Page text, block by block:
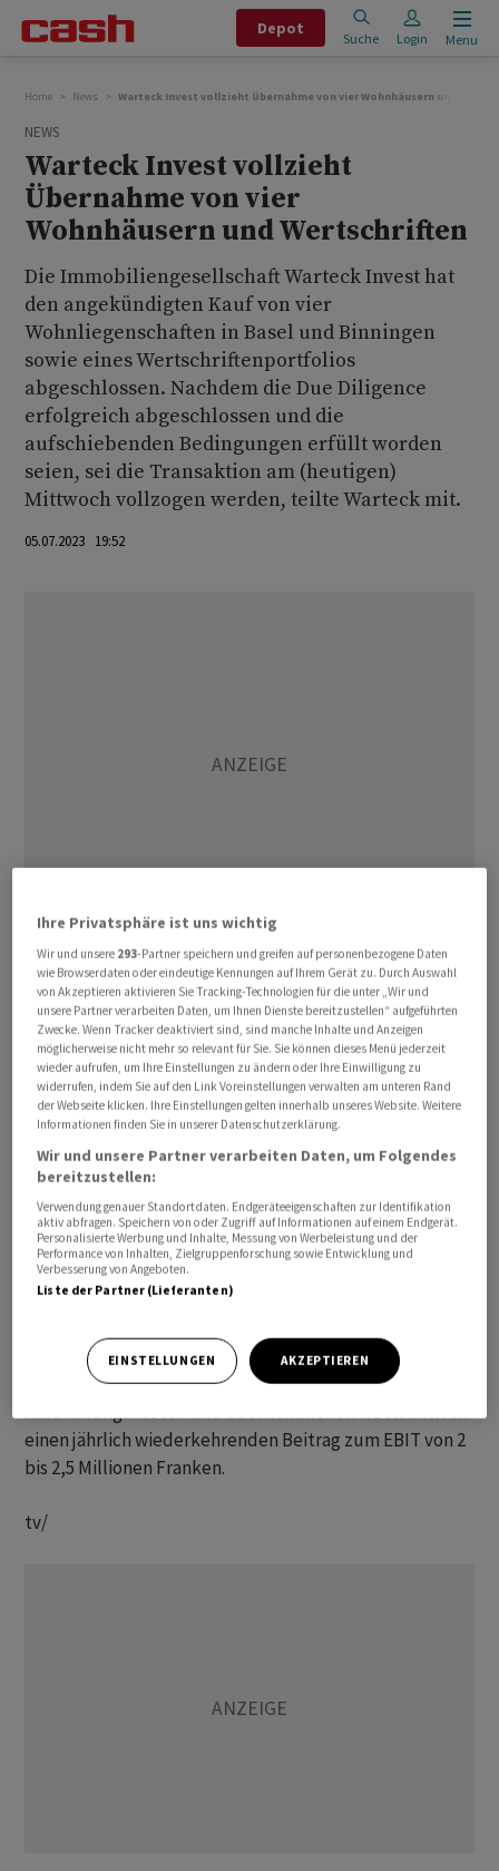
Depot
Suche Login Menu
Home News Warteck Invest vollzieht Übernahme von vier Wohnhäusern und
NEWS
Warteck Invest vollzieht
Übernahme von vier
Wohnhäusern und Wertschriften
Die Immobiliengesellschaft Warteck Invest hat
den angekündigten Kauf von vier
Wohnliegenschaften in Basel und Binningen
sowie eines Wertschriftenportfolios
abgeschlossen. Nachdem die Due Diligence
erfolgreich abgeschlossen und die
aufschiebenden Bedingungen erfüllt worden
seien, sei die Transaktion am (heutigen)
Mittwoch vollzogen werden, teilte Warteck mit.
05.07.2023 19:52
Wie die Gesellschaft bereits im März angekündigt hatte,
belief sich der Marktwert der Immobilien per Ende 2022
auf rund 29 Millionen Franken und derjenige des
Wertschriftenportfolios auf rund 63,5 Millionen. Die
jährlichen Soll-Mieterträge steigen durch die
Akquisition des Portfolios um rund 1,1 Millionen
Franken.
Laut den Angaben plant Warteck, das gekaufte
Wertschriftenportfolio bald zu veräussern, um die
Mittel in die Entwicklung
des Immobilienportfolios zu investieren. Über die
ebenfalls bereits angekündigt aus der
erfolgswirksamen Auflösung der Differenz zwischen
Anschaffungskosten und übernommenen Nettoaktiven
einen jährlich wiederkehrenden Beitrag zum EBIT von 2
bis 2,5 Millionen Franken.
tv/
Ihre Privatsphäre ist uns wichtig
Wir und unsere 293-Partner speichern und greifen auf personenbezogene Daten
wie Browserdaten oder eindeutige Kennungen auf Ihrem Gerät zu. Durch Auswahl
von Akzeptieren aktivieren Sie Tracking-Technologien für die unter „Wir und
unsere Partner verarbeiten Daten, um Ihnen Dienste bereitzustellen“ aufgeführten
Zwecke. Wenn Tracker deaktiviert sind, sind manche Inhalte und Anzeigen
möglicherweise nicht mehr so relevant für Sie. Sie können dieses Menü jederzeit
wieder aufrufen, um Ihre Einstellungen zu ändern oder Ihre Einwilligung zu
widerrufen, indem Sie auf den Link Voreinstellungen verwalten am unteren Rand
der Webseite klicken. Ihre Einstellungen gelten innerhalb unseres Website. Weitere
Informationen finden Sie in unserer Datenschutzerklärung.
Wir und unsere Partner verarbeiten Daten, um Folgendes
bereitzustellen:
Verwendung genauer Standortdaten. Endgeräteeigenschaften zur Identifikation
aktiv abfragen. Speichern von oder Zugriff auf Informationen auf einem Endgerät.
Personalisierte Werbung und Inhalte, Messung von Werbeleistung und der
Performance von Inhalten, Zielgruppenforschung sowie Entwicklung und
Verbesserung von Angeboten.
Liste der Partner (Lieferanten)
EINSTELLUNGEN AKZEPTIEREN